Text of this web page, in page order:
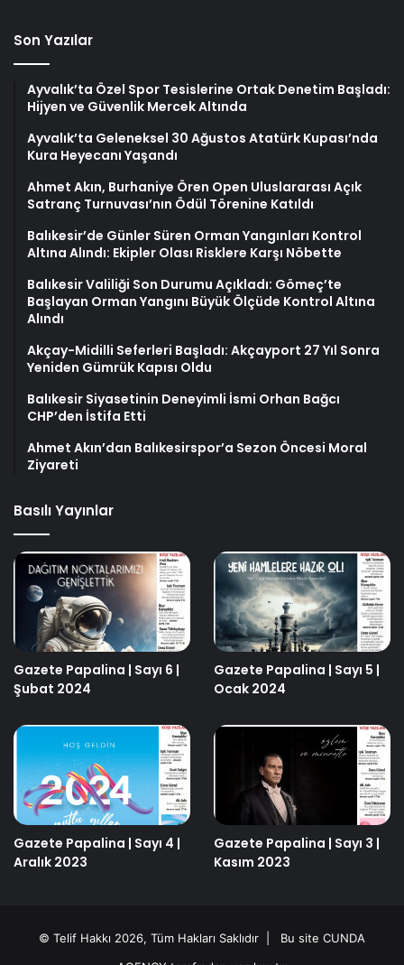
Son Yazılar
Ayvalık’ta Özel Spor Tesislerine Ortak Denetim Başladı:
Hijyen ve Güvenlik Mercek Altında
Ayvalık’ta Geleneksel 30 Ağustos Atatürk Kupası’nda
Kura Heyecanı Yaşandı
Ahmet Akın, Burhaniye Ören Open Uluslararası Açık
Satranç Turnuvası’nın Ödül Törenine Katıldı
Balıkesir’de Günler Süren Orman Yangınları Kontrol
Altına Alındı: Ekipler Olası Risklere Karşı Nöbette
Balıkesir Valiliği Son Durumu Açıkladı: Gömeç’te
Başlayan Orman Yangını Büyük Ölçüde Kontrol Altına
Alındı
Akçay-Midilli Seferleri Başladı: Akçayport 27 Yıl Sonra
Yeniden Gümrük Kapısı Oldu
Balıkesir Siyasetinin Deneyimli İsmi Orhan Bağcı
CHP’den İstifa Etti
Ahmet Akın’dan Balıkesirspor’a Sezon Öncesi Moral
Ziyareti
Basılı Yayınlar
Gazete Papalina | Sayı 6 |
Şubat 2024
Gazete Papalina | Sayı 5 |
Ocak 2024
Gazete Papalina | Sayı 4 |
Aralık 2023
Gazete Papalina | Sayı 3 |
Kasım 2023
© Telif Hakkı 2026, Tüm Hakları Saklıdır | Bu site CUNDA